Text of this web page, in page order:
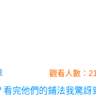
觀看人數：
完他們的鋪法我驚